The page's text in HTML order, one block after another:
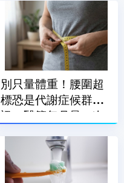
別只量體重！腰圍超
標恐是代謝症候群警
訊 醫籲每月量一次